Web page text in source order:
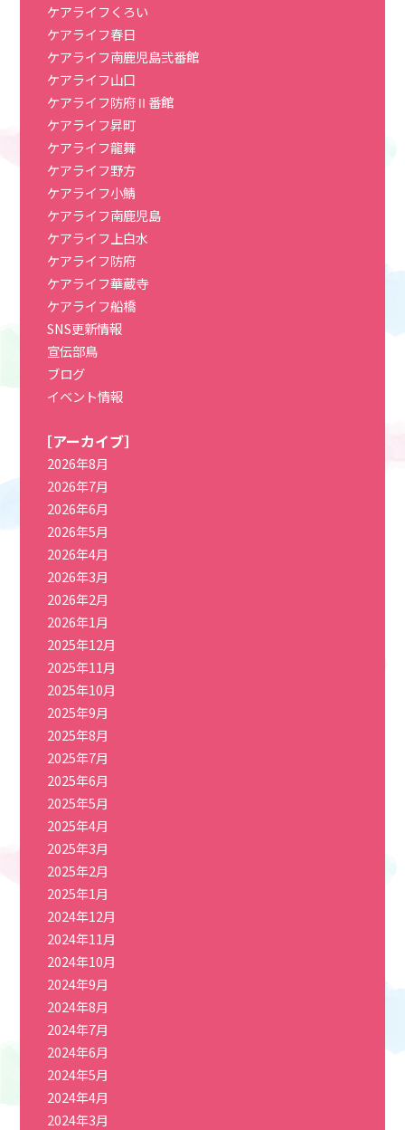
ケアライフくろい
ケアライフ春日
ケアライフ南鹿児島弐番館
ケアライフ山口
ケアライフ防府Ⅱ番館
ケアライフ昇町
ケアライフ龍舞
ケアライフ野方
ケアライフ小鯖
ケアライフ南鹿児島
ケアライフ上白水
ケアライフ防府
ケアライフ華蔵寺
ケアライフ船橋
SNS更新情報
宣伝部鳥
ブログ
イベント情報
［アーカイブ］
2026年8月
2026年7月
2026年6月
2026年5月
2026年4月
2026年3月
2026年2月
2026年1月
2025年12月
2025年11月
2025年10月
2025年9月
2025年8月
2025年7月
2025年6月
2025年5月
2025年4月
2025年3月
2025年2月
2025年1月
2024年12月
2024年11月
2024年10月
2024年9月
2024年8月
2024年7月
2024年6月
2024年5月
2024年4月
2024年3月